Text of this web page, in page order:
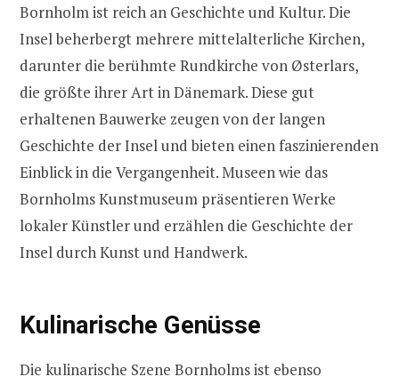
Bornholm ist reich an Geschichte und Kultur. Die
Insel beherbergt mehrere mittelalterliche Kirchen,
darunter die berühmte Rundkirche von Østerlars,
die größte ihrer Art in Dänemark. Diese gut
erhaltenen Bauwerke zeugen von der langen
Geschichte der Insel und bieten einen faszinierenden
Einblick in die Vergangenheit. Museen wie das
Bornholms Kunstmuseum präsentieren Werke
lokaler Künstler und erzählen die Geschichte der
Insel durch Kunst und Handwerk.
Kulinarische Genüsse
Die kulinarische Szene Bornholms ist ebenso